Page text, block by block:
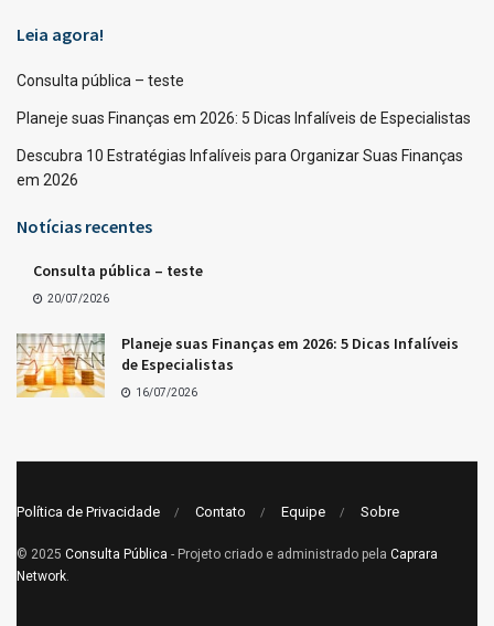
Leia agora!
Consulta pública – teste
Planeje suas Finanças em 2026: 5 Dicas Infalíveis de Especialistas
Descubra 10 Estratégias Infalíveis para Organizar Suas Finanças
em 2026
Notícias recentes
Consulta pública – teste
20/07/2026
Planeje suas Finanças em 2026: 5 Dicas Infalíveis
de Especialistas
16/07/2026
Política de Privacidade Contato Equipe Sobre
© 2025 Consulta Pública - Projeto criado e administrado pela Caprara
Network.